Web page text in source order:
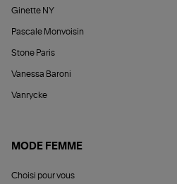
Ginette NY
Pascale Monvoisin
Stone Paris
Vanessa Baroni
Vanrycke
MODE FEMME
Choisi pour vous